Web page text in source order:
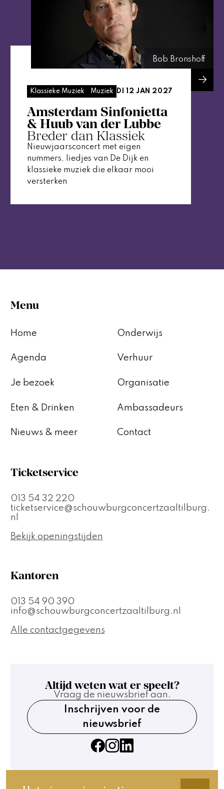
Klassieke Muziek Muziek DI 12 JAN 2027
Amsterdam Sinfonietta
& Huub van der Lubbe
Breder dan Klassiek
Nieuwjaarsconcert met eigen
nummers, liedjes van De Dijk en
klassieke muziek die elkaar mooi
versterken
Bob Bronshoff
Menu
Home
Agenda
Je bezoek
Eten & Drinken
Nieuws & meer
Onderwijs
Verhuur
Organisatie
Ambassadeurs
Contact
Ticketservice
013 54 32 220
ticketservice@schouwburgconcertzaaltilburg.
nl
Bekijk openingstijden
Kantoren
013 54 90 390
info@schouwburgconcertzaaltilburg.nl
Alle contactgegevens
Altijd weten wat er speelt?
Vraag de nieuwsbrief aan.
Inschrijven voor de
nieuwsbrief